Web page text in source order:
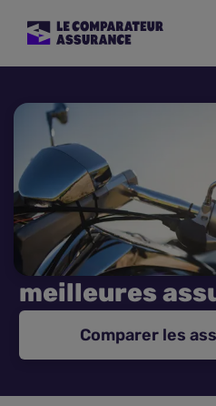
Mutuelle Santé
Assurance Moto
Assurance Habitation
Assurance de prêt
Assurance Animaux
meilleures
Comparer les